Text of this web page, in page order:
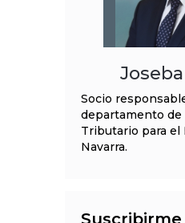
Socio
departamento de
Tributario para el
Navarra.
Suscribirme